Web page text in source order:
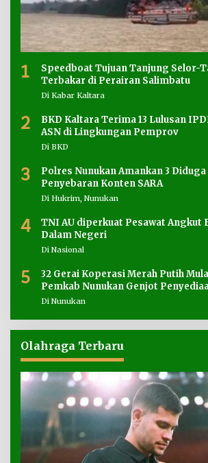
1
Speedboat Tujuan Tanjung Selor-
Terbakar di Perairan Salimbatu
Di Kabar Kaltara
2
BKD Kaltara Terima 13 Lulusan
ASN di Lingkungan Pemprov
Di BKD
3
Polres Nunukan Amankan 3 Diduga
Penyebaran Konten SARA
Di Hukrim, Nunukan
4
TNI AU diperkuat Pesawat Angkut
Dalam Negeri
Di Nasional
5
32 Gerai Koperasi Merah Putih
Pemkab Nunukan Genjot
Di Nunukan
Olahraga Terbaru